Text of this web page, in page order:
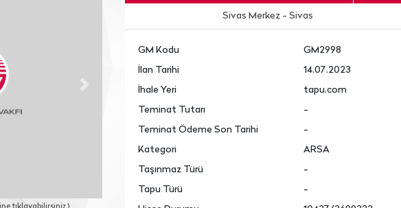
Sivas Merkez - Sivas
GM Kodu
GM2998
İlan Tarihi
14.07.2023
İhale Yeri
tapu.com
Teminat Tutarı
-
Teminat Ödeme Son Tarihi
-
Kategori
ARSA
Taşınmaz Türü
-
Tapu Türü
-